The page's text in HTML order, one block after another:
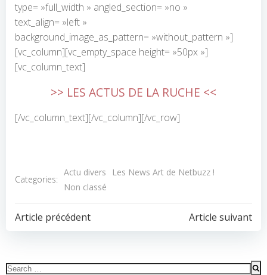
type= »full_width » angled_section= »no »
text_align= »left »
background_image_as_pattern= »without_pattern »]
[vc_column][vc_empty_space height= »50px »]
[vc_column_text]
>> LES ACTUS DE LA RUCHE <<
[/vc_column_text][/vc_column][/vc_row]
Categories:
Actu divers
Les News Art de Netbuzz !
Non classé
POST
Article précédent Article suivant
Search